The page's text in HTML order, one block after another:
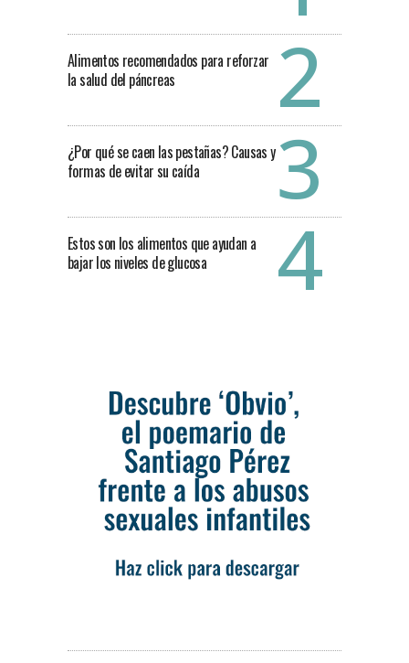
Alimentos recomendados para reforzar
la salud del páncreas
¿Por qué se caen las pestañas? Causas y
formas de evitar su caída
Estos son los alimentos que ayudan a
bajar los niveles de glucosa